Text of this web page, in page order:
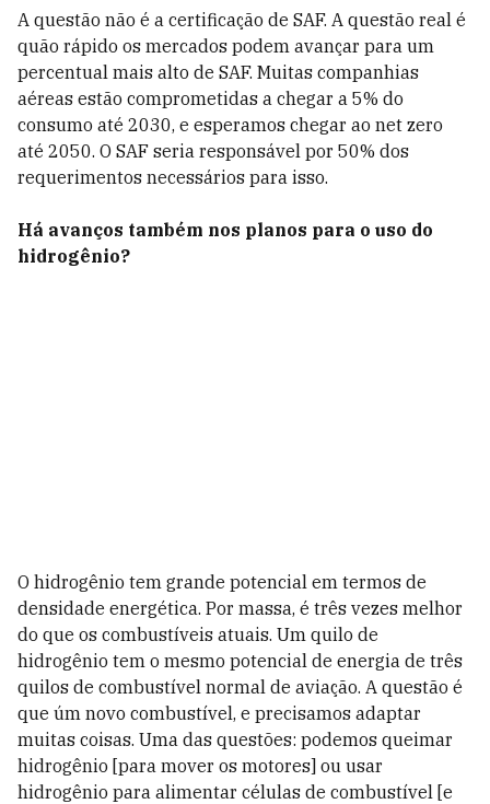
A questão não é a certificação de SAF. A questão real é
quão rápido os mercados podem avançar para um
percentual mais alto de SAF. Muitas companhias
aéreas estão comprometidas a chegar a 5% do
consumo até 2030, e esperamos chegar ao net zero
até 2050. O SAF seria responsável por 50% dos
requerimentos necessários para isso.
Há avanços também nos planos para o uso do
hidrogênio?
O hidrogênio tem grande potencial em termos de
densidade energética. Por massa, é três vezes melhor
do que os combustíveis atuais. Um quilo de
hidrogênio tem o mesmo potencial de energia de três
quilos de combustível normal de aviação. A questão é
que úm novo combustível, e precisamos adaptar
muitas coisas. Uma das questões: podemos queimar
hidrogênio [para mover os motores] ou usar
hidrogênio para alimentar células de combustível [e